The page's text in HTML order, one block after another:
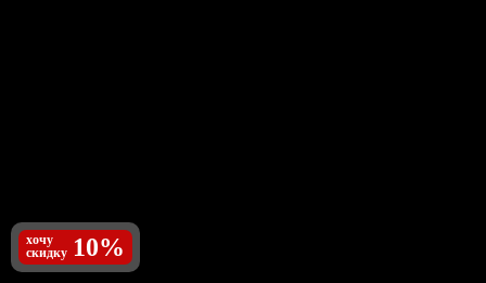
хочу
скидку 10%